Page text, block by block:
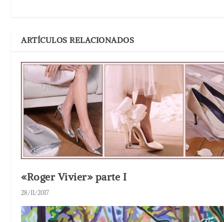
ARTÍCULOS RELACIONADOS
«Roger Vivier» parte I
28/11/2017